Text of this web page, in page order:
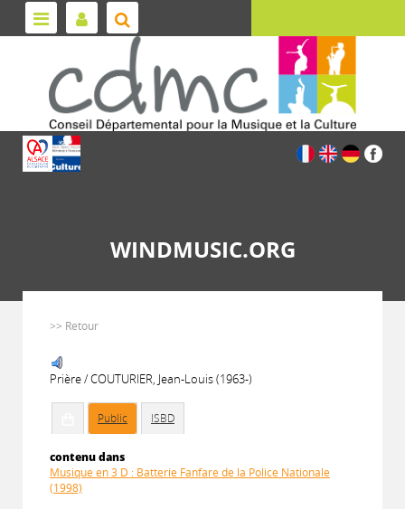
WINDMUSIC.ORG
>> Retour
Prière / COUTURIER, Jean-Louis (1963-)
Public ISBD
contenu dans
Musique en 3 D : Batterie Fanfare de la Police Nationale
(1998)